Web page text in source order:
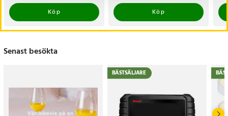
Köp
Köp
Senast besökta
BÄSTSÄLJARE